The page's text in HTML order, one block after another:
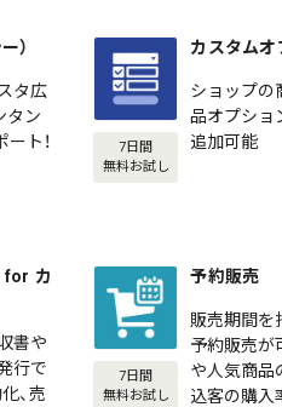
）
タ広
タン
ト！
7日間
無料お試し
カスタムオ
ショップの
品オプショ
追加可能
for カ
書や
行で
、売
7日間
無料お試し
予約販売
販売期間を
予約販売が
や人気商品
込客の購入